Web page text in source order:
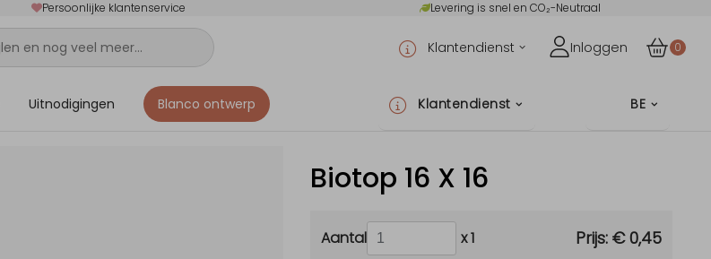
Persoonlijke klantenservice Levering is snel en CO₂-Neutraal
Klantendienst Inloggen 0
Uitnodigingen Blanco ontwerp Klantendienst BE
Biotop 16 X 16
Aantal x 1 Prijs: € 0,45